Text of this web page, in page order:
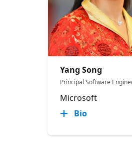
Yang Song
Principal Software
Microsoft
Bio